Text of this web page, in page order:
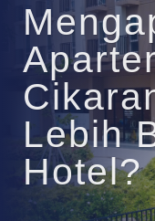
Lebih
Hotel?